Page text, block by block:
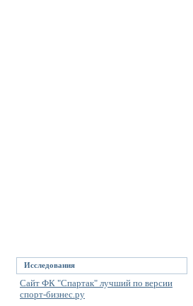
Исследования
Сайт ФК "Спартак" лучший по версии
спорт-бизнес.ру